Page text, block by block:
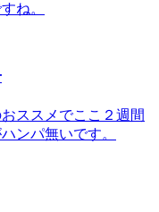
ね。
ススメでここ２週間
ンパ無いです。